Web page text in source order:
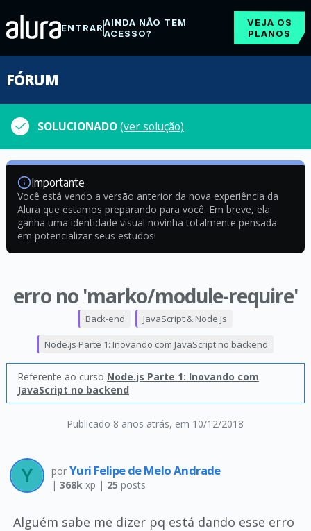
ENTRARAINDA NÃO TEM
ACESSO?
VEJA OS
PLANOS
FÓRUM
SOLUCIONADO(ver solução)
Importante
Você está vendo a versão anterior da nova experiência da
Alura que estamos preparando para você. Em breve, ela
ganha uma identidade visual novinha totalmente pensada
em potencializar seus estudos!
erro no 'marko/module-require'
Publicado 8 anos atrás, em 10/12/2018
Back-end JavaScript & Node.js
Node.js Parte 1: Inovando com JavaScript no backend
Referente ao curso Node.js Parte 1: Inovando com
JavaScript no backend
por Yuri Felipe de Melo Andrade
| 368kxp | 25 posts
Alguém sabe me dizer pq está dando esse erro